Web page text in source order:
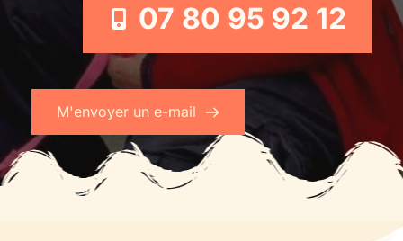
07 80 95 92 12
M'envoyer un e-mail